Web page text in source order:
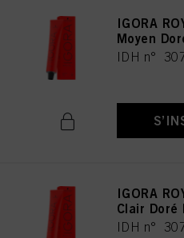
IGORA
Moyen
IDH n°
IGORA
Clair
IDH n°